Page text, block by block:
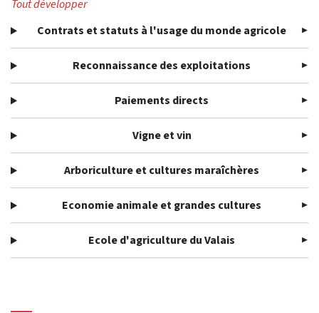
Tout développer
Contrats et statuts à l'usage du monde agricole
Reconnaissance des exploitations
Paiements directs
Vigne et vin
Arboriculture et cultures maraîchères
Economie animale et grandes cultures
Ecole d'agriculture du Valais